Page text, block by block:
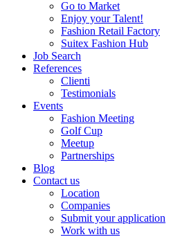
Go to Market
Enjoy your Talent!
Fashion Retail Factory
Suitex Fashion Hub
Job Search
References
Clienti
Testimonials
Events
Fashion Meeting
Golf Cup
Meetup
Partnerships
Blog
Contact us
Location
Companies
Submit your application
Work with us